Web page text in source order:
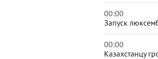
00:00
Запуск
00:00
Казахстанцу